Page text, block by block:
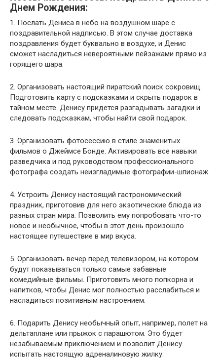
Днем Рождения:
1. Послать Дениса в небо на воздушном шаре с
поздравительной надписью. В этом случае доставка
поздравления будет буквально в воздухе, и Денис
сможет насладиться невероятными пейзажами прямо из
горящего шара.
2. Организовать настоящий пиратский поиск сокровищ.
Подготовить карту с подсказками и скрыть подарок в
тайном месте. Денису придется разгадывать загадки и
следовать подсказкам, чтобы найти свой подарок.
3. Организовать фотосессию в стиле знаменитых
фильмов о Джеймсе Бонде. Активировать все навыки
разведчика и под руководством профессионального
фотографа создать неизгладимые фотографии-шпионаж.
4. Устроить Денису настоящий гастрономический
праздник, приготовив для него экзотические блюда из
разных стран мира. Позволить ему попробовать что-то
новое и необычное, чтобы в этот день произошло
настоящее путешествие в мир вкуса.
5. Организовать вечер перед телевизором, на котором
будут показываться только самые забавные
комедийные фильмы. Приготовить много попкорна и
напитков, чтобы Денис мог полностью расслабиться и
насладиться позитивным настроением.
6. Подарить Денису необычный опыт, например, полет на
дельтаплане или прыжок с парашютом. Это будет
незабываемым приключением и позволит Денису
испытать настоящую адреналиновую жилку.